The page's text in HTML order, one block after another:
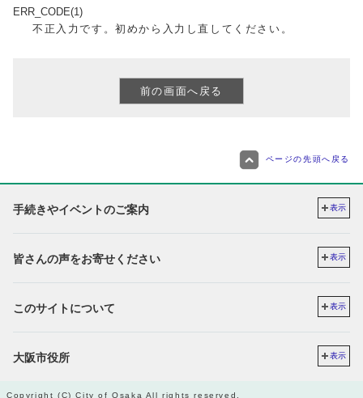
ERR_CODE(1)
不正入力です。初めから入力し直してください。
ページの先頭へ戻る
手続きやイベントのご案内 表示
皆さんの声をお寄せください 表示
このサイトについて 表示
大阪市役所 表示
Copyright (C) City of Osaka All rights reserved.